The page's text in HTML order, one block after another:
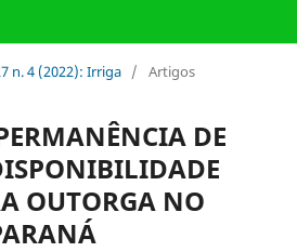
n. 4 (2022): Irriga / Artigos
DE
OUTORGA NO